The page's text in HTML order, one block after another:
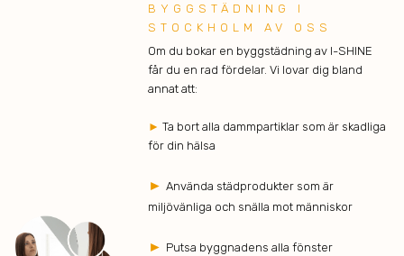
BYGGSTÄDNING I
STOCKHOLM AV OSS
Om du bokar en byggstädning av I-SHINE
får du en rad fördelar. Vi lovar dig bland
annat att:
►Ta bort alla dammpartiklar som är skadliga
för din hälsa
►Använda städprodukter som är
miljövänliga och snälla mot människor
► Putsa byggnadens alla fönster